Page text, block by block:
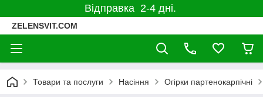
Відправка 2-4 дні.
ZELENSVIT.COM
Товари та послуги Насіння Огірки партенокарпічні